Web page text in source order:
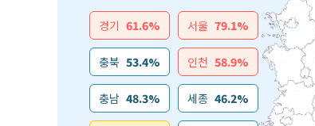
경기 61.6% 서울 79.1%
충북 53.4% 인천 58.9%
충남 48.3% 세종 46.2%